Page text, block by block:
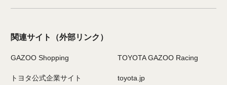
関連サイト （外部リンク）
GAZOO Shopping TOYOTA GAZOO Racing
トヨタ公式企業サイト toyota.jp